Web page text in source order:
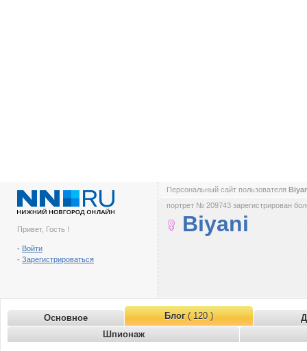
Привет, Гость !
- Войти
- Зарегистрироваться
Персональный сайт пользователя
портрет № 209743 зарегистрирован
Biyani
Основное Блог( 120 )
Шпионаж